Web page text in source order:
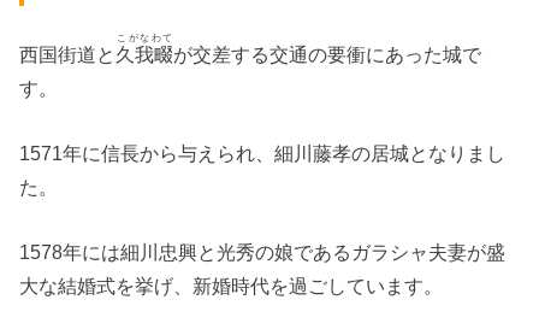
西国街道と 久我畷
こがなわて
が交差する交通の要衝にあった城で
す。
1571年に信長から与えられ、細川藤孝の居城となりまし
た。
1578年には細川忠興と光秀の娘であるガラシャ夫妻が盛
大な結婚式を挙げ、新婚時代を過ごしています。